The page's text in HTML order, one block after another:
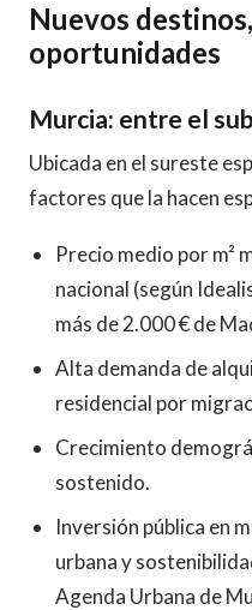
Nuevos
oportunidades
Murcia: entre el
Ubicada en el sureste
factores que la hacen
Precio medio por m²
nacional (según
más de 2.000 € de
Alta demanda de
residencial por
Crecimiento
sostenido.
Inversión pública en
urbana y
Agenda Urbana de